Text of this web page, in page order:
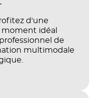
d'une
moment idéal
de
multimodale